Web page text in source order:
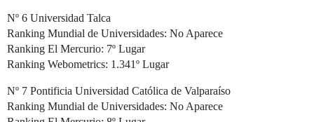
Nº 6 Universidad Talca
Ranking Mundial de Universidades: No Aparece
Ranking El Mercurio: 7º Lugar
Ranking Webometrics: 1.341º Lugar
Nº 7 Pontificia Universidad Católica de Valparaíso
Ranking Mundial de Universidades: No Aparece